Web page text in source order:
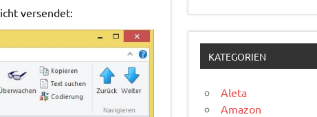
versendet:
KATEGORIEN
Aleta
Amazon